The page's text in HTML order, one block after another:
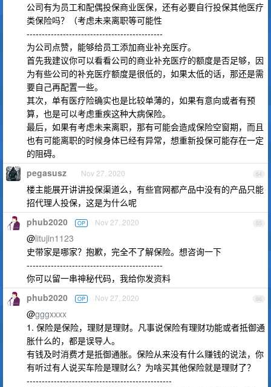
公司有为员工和配偶投保商业医保，还有必要自行投保其他医疗
类保险吗？（考虑未来离职等可能性
---------------------------------------------
为公司点赞，能够给员工添加商业补充医疗。
首先我建议你可以看看公司的商业补充医疗的额度是否足够，因
为有些公司的补充医疗额度是很低的，如果太低的话，那还是需
要自己再配置一些。
其次，单有医疗险确实也是比较单薄的，如果有意向或者有预
算，也是可以考虑重疾这种大病保险。
最后，如果有考虑未来离职，那有可能会造成保险空窗期，而且
也有可能离职的时候身体已经有异常，想重新投保可能存在一定
的阻碍。
64
pegasusz Nov 27, 2020
楼主能展开讲讲投保渠道么，有些官网都产品中没有的产品只能
招代理人投保，这是为什么呢
65
phub2020 OP Nov 27, 2020
@litujin1123
史带家是哪家？抱歉，完全不了解保险。想咨询一下
---------------------------------------------
你可以留一串神秘代码，我给你发资料
66
phub2020 OP Nov 27, 2020
@gggxxxx
1. 保险是保险，理财是理财。凡事说保险有理财功能或者抵御通
胀什么的，都是误导人。
有钱及时消费才是抵御通胀。保险从来没有什么赚钱的说法，你
有听过有人说买车险是理财么？为啥买其他保险就是理财了？
------------------------------------------------